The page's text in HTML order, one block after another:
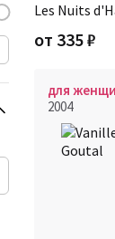
Les Nuits
от 335₽
для
2004